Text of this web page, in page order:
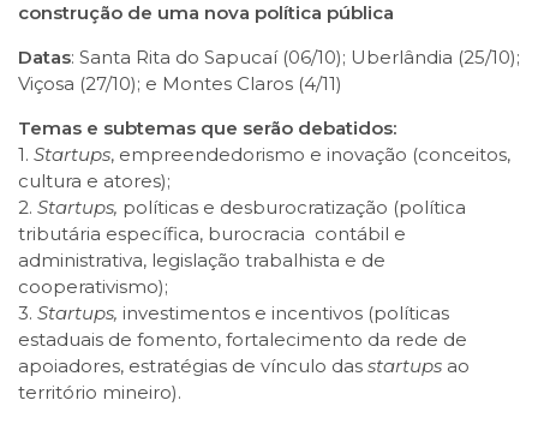
construção de uma nova política pública
Datas: Santa Rita do Sapucaí (06/10); Uberlândia (25/10);
Viçosa (27/10); e Montes Claros (4/11)
Temas e subtemas que serão debatidos:
1. Startups, empreendedorismo e inovação (conceitos,
cultura e atores);
2. Startups, políticas e desburocratização (política
tributária específica, burocracia contábil e
administrativa, legislação trabalhista e de
cooperativismo);
3. Startups, investimentos e incentivos (políticas
estaduais de fomento, fortalecimento da rede de
apoiadores, estratégias de vínculo das startups ao
território mineiro).